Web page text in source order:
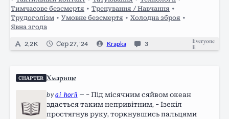
Тимчасове безсмертя • Тренування / Навчання •
Трудоголізм • Умовне безсмертя • Холодна зброя •
Явна згода
2,2 K Сер 27, '24 Krapka 3
Everyone
E
CHAPTER Хмарище
byai_horii — – Під місячним сяйвом океан
здається таким непривітним, – Ізекіл
простягнув руку, торкнувшись пальцями